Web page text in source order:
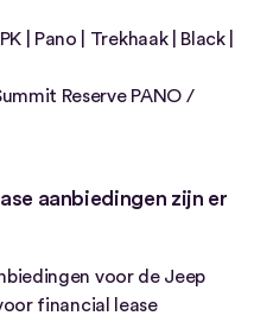
| Pano | Trekhaak | Black |
Reserve PANO /
aanbiedingen zijn er
voor de Jeep
financial lease